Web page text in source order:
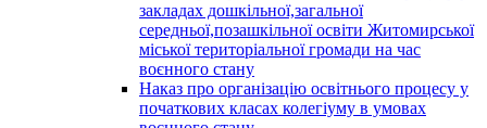
закладах дошкільної,загальної
середньої,позашкільної освіти Житомирської
міської територіальної громади на час
воєнного стану
Наказ про організацію освітнього процесу у
початкових класах колегіуму в умовах